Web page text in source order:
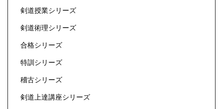
剣道授業シリーズ
剣道術理シリーズ
合格シリーズ
特訓シリーズ
稽古シリーズ
剣道上達講座シリーズ